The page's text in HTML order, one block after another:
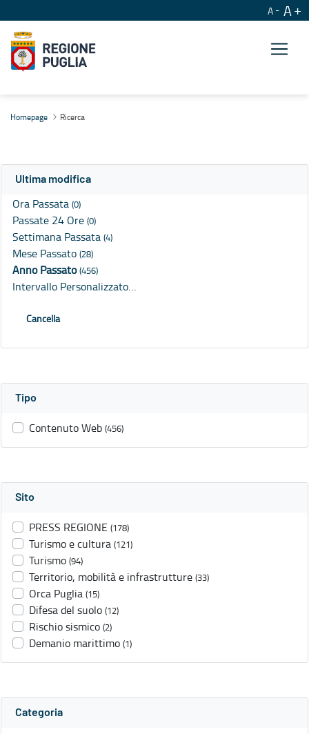
A A
Homepage Ricerca
Ultima modifica
Ora Passata (0)
Passate 24 Ore (0)
Settimana Passata (4)
Mese Passato (28)
Anno Passato(456)
Intervallo Personalizzato…
Cancella
Tipo
Contenuto Web (456)
Sito
PRESS REGIONE (178)
Turismo e cultura (121)
Turismo (94)
Territorio, mobilità e infrastrutture (33)
Orca Puglia (15)
Difesa del suolo (12)
Rischio sismico (2)
Demanio marittimo (1)
Categoria